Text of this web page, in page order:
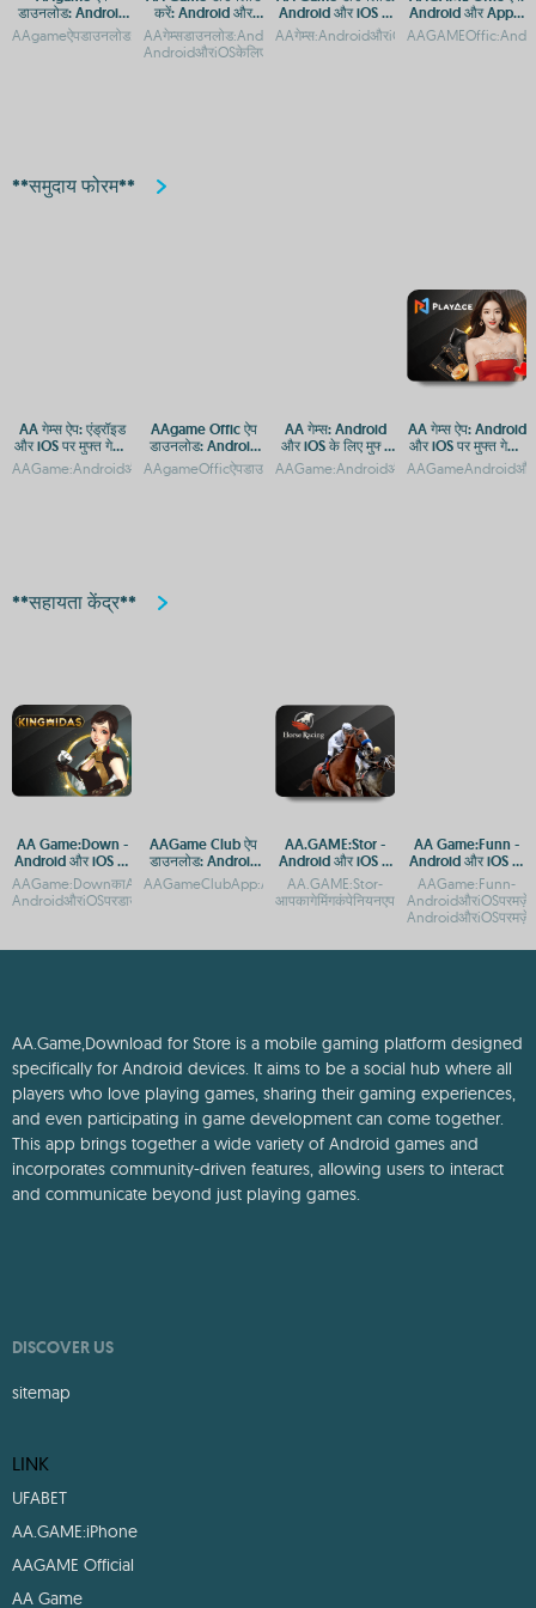
डाउनलोड: Android
और iOS प्लेटफ़ॉर्म पर
गेमिंग एक्सेस
करें: Android और
iOS पर मुफ्त गेमिंग एप
AAगेम्सडाउनलोड:AndroidऔरiOSकेलिएमुफ्तगेमिंगऐपAAGame-
AndroidऔरiOSकेलिएमुफ्तडाउनलोडऔरगेमिं
Android और iOS के
लिए मुफ्त गेमिंग ऐप
Android और Apple
पर मुफ्त डाउनलोड
**समुदाय फोरम**
AA गेम्स ऐप: एंड्रॉइड
और iOS पर मुफ्त गेमिंग
का आनंद
AAgame Offic ऐप
डाउनलोड: Android
और iOS प्लेटफ़ॉर्म पर
गेमिंग एक्सेस
AA गेम्स: Android
और iOS के लिए मुफ्त
गेमिंग ऐप्स
AA गेम्स ऐप: Android
और iOS पर मुफ्त गेमिंग
का आनंद
**सहायता केंद्र**
AA Game:Down -
Android और iOS पर
डाउनलोड करें
AAGame:DownकाAndroidऔरiOSऐपडाउनलोडकरेंAAGame:Down-
AndroidऔरiOSपरडाउनलोडऔरएक्सेसगाइडAAGam
AAGame Club ऐप
डाउनलोड: Android
और iOS प्लेटफ़ॉर्म पर
एक्सेस गाइड
AA.GAME:Stor -
Android और iOS के
लिए मुफ्त गेम डाउनलोड
प्लेटफ़ॉर्म
AA.GAME:Stor-
AA Game:Funn -
Android और iOS पर
मज़ेदार गेमिंग अनुभव
AAGame:Funn-
AA.Game,Download for Store is a mobile gaming platform designed
specifically for Android devices. It aims to be a social hub where all
players who love playing games, sharing their gaming experiences,
and even participating in game development can come together.
This app brings together a wide variety of Android games and
incorporates community-driven features, allowing users to interact
and communicate beyond just playing games.
DISCOVER US
sitemap
LINK
UFABET
AA.GAME:iPhone
AAGAME Official
AA Game